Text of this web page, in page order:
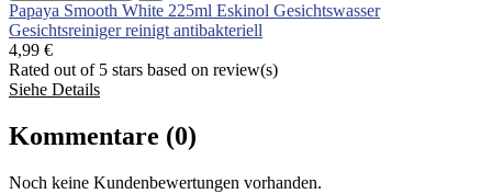
Papaya Smooth White 225ml Eskinol Gesichtswasser
Gesichtsreiniger reinigt antibakteriell
4,99 €
Rated out of 5 stars based on review(s)
Siehe Details
Kommentare (0)
Noch keine Kundenbewertungen vorhanden.